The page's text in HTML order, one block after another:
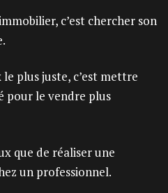
c’est chercher son
plus juste, c’est mettre
pour le vendre plus
que de réaliser une
un professionnel.